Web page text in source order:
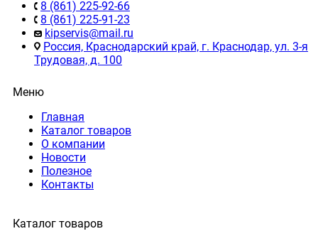
8 (861) 225-92-66
8 (861) 225-91-23
kipservis@mail.ru
Россия, Краснодарский край, г. Краснодар, ул. 3-я
Трудовая, д. 100
Меню
Главная
Каталог товаров
О компании
Новости
Полезное
Контакты
Каталог товаров